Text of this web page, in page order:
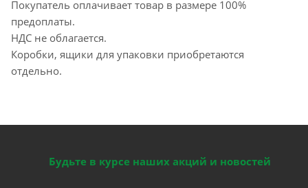
Покупатель оплачивает товар в размере 100%
предоплаты.
НДС не облагается.
Коробки, ящики для упаковки приобретаются
отдельно.
Будьте в курсе наших акций и новостей